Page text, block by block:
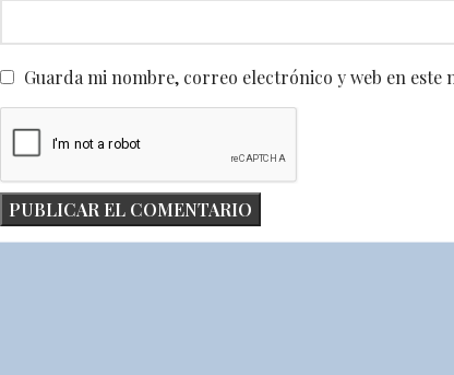
Guarda mi nombre, correo electrónico y web en este